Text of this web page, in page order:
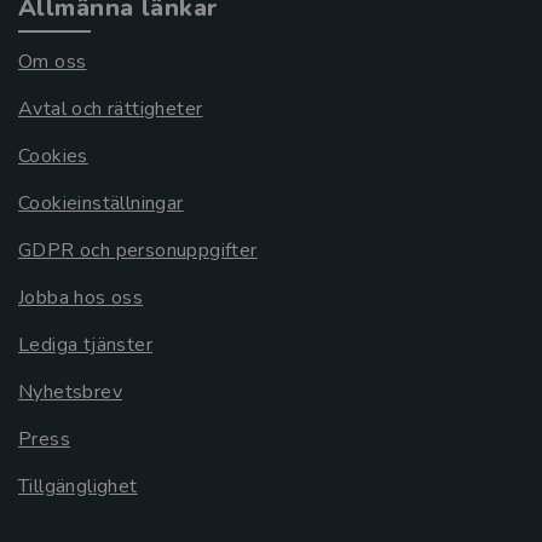
Allmänna länkar
Om oss
Avtal och rättigheter
Cookies
Cookieinställningar
GDPR och personuppgifter
Jobba hos oss
Lediga tjänster
Nyhetsbrev
Press
Tillgänglighet